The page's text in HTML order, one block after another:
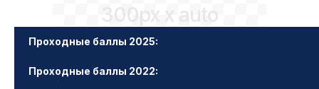
300px x auto
Проходные баллы 2025:
Проходные баллы 2022: